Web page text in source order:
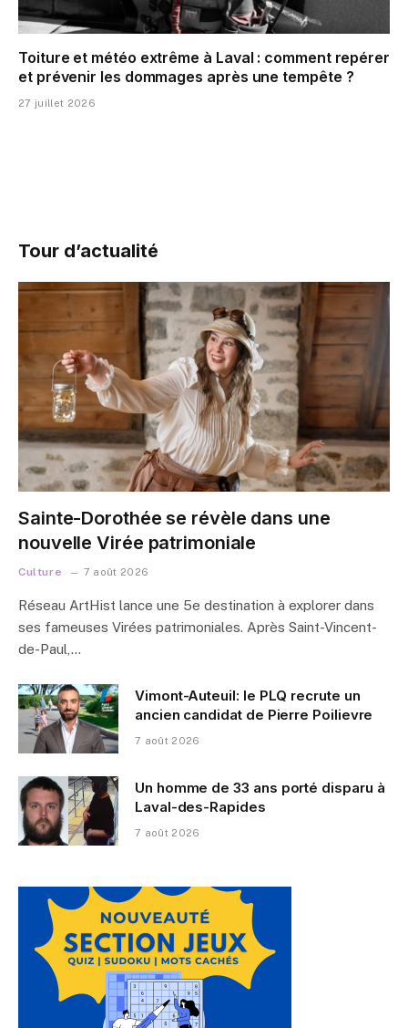
Toiture et météo extrême à Laval : comment repérer
et prévenir les dommages après une tempête ?
27 juillet 2026
Tour d’actualité
Sainte-Dorothée se révèle dans une
nouvelle Virée patrimoniale
Culture 7 août 2026
Réseau ArtHist lance une 5e destination à explorer dans
ses fameuses Virées patrimoniales. Après Saint-Vincent-
de-Paul,…
Vimont-Auteuil: le PLQ recrute un
ancien candidat de Pierre Poilievre
7 août 2026
Un homme de 33 ans porté disparu à
Laval-des-Rapides
7 août 2026